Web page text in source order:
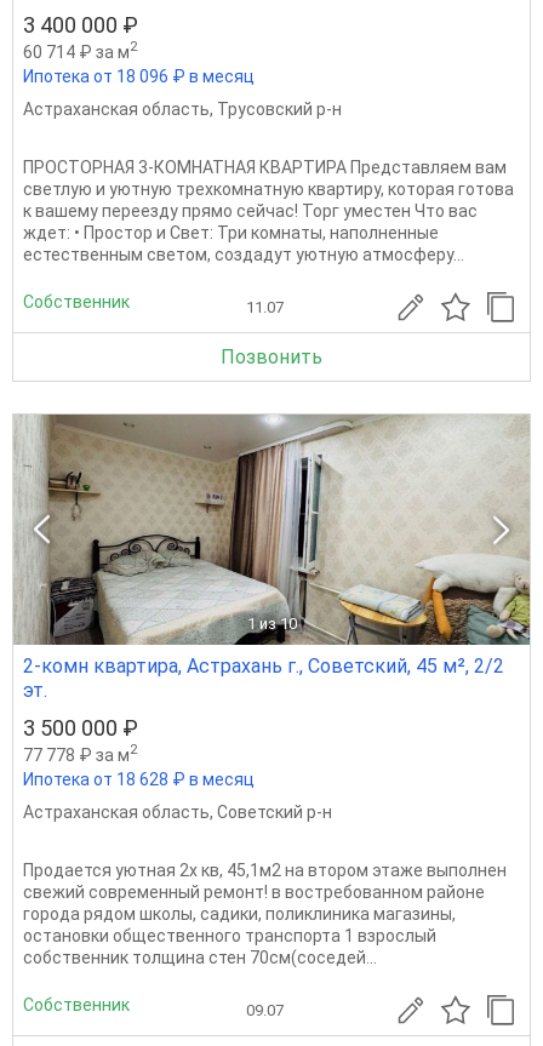
3 400 000 ₽
60 714 ₽ за м2
Ипотека от 18 096 ₽ в месяц
Астраханская область, Трусовский р-н
ПРОСТОРНАЯ 3-КОМНАТНАЯ КВАРТИРА Представляем вам
светлую и уютную трехкомнатную квартиру, которая готова
к вашему переезду прямо сейчас! Торг уместен Что вас
ждет: • Простор и Свет: Три комнаты, наполненные
естественным светом, создадут уютную атмосферу...
Собственник 11.07
Позвонить
1 из 10
2-комн квартира, Астрахань г., Советский, 45 м², 2/2
эт.
3 500 000 ₽
77 778 ₽ за м2
Ипотека от 18 628 ₽ в месяц
Астраханская область, Советский р-н
Продается уютная 2х кв, 45,1м2 на втором этаже выполнен
свежий современный ремонт! в востребованном районе
города рядом школы, садики, поликлиника магазины,
остановки общественного транспорта 1 взрослый
собственник толщина стен 70см(соседей...
Собственник 09.07